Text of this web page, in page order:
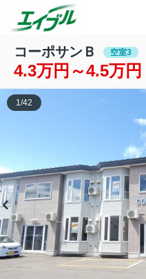
コーポサンＢ 空室3
4.3万円～4.5万円
1/42